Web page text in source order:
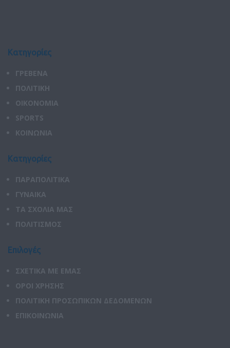
Κατηγορίες
ΓΡΕΒΕΝΑ
ΠΟΛΙΤΙΚΗ
ΟΙΚΟΝΟΜΙΑ
SPORTS
ΚΟΙΝΩΝΙΑ
Κατηγορίες
ΠΑΡΑΠΟΛΙΤΙΚΑ
ΓΥΝΑΙΚΑ
ΤΑ ΣΧΟΛΙΑ ΜΑΣ
ΠΟΛΙΤΙΣΜΟΣ
Επιλογές
ΣΧΕΤΙΚΑ ΜΕ ΕΜΑΣ
ΟΡΟΙ ΧΡΗΣΗΣ
ΠΟΛΙΤΙΚΗ ΠΡΟΣΩΠΙΚΩΝ ΔΕΔΟΜΕΝΩΝ
ΕΠΙΚΟΙΝΩΝΙΑ